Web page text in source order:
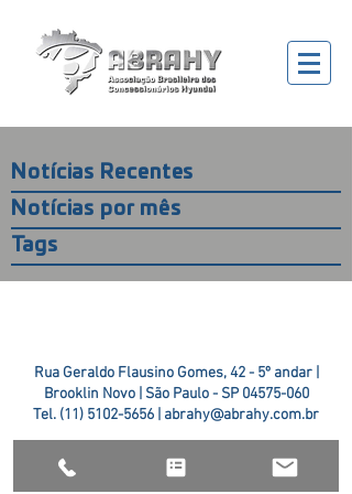
Notícias Recentes
Notícias por mês
Tags
Rua Geraldo Flausino Gomes, 42 - 5º andar |
Brooklin Novo | São Paulo - SP 04575-060
Tel. (11) 5102-5656 abrahy@abrahy.com.br
©2018 ABRAHY. criado pela TR2 Art + Design